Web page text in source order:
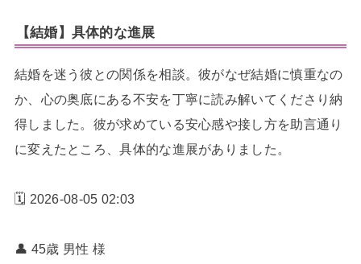
【結婚】具体的な進展
結婚を迷う彼との関係を相談。彼がなぜ結婚に慎重なの
か、心の奥底にある不安を丁寧に読み解いてくださり納
得しました。彼が求めている安心感や接し方を助言通り
に変えたところ、具体的な進展がありました。
🗓️ 2026-08-05 02:03
👤 45歳 男性 様